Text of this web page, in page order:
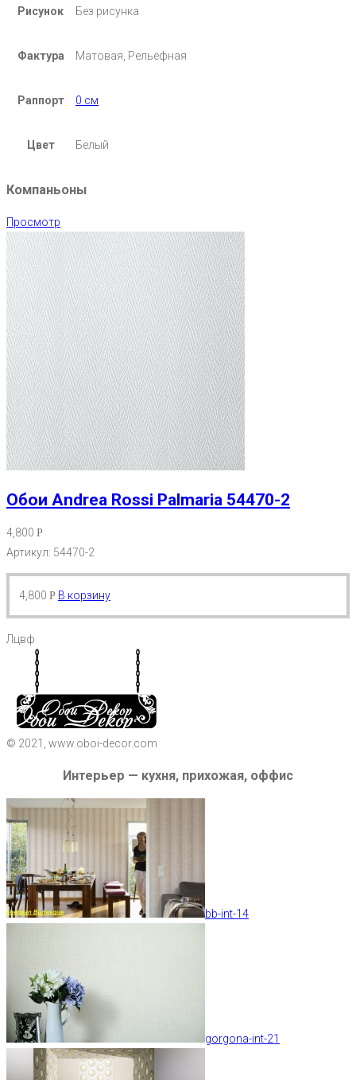
Рисунок Без рисунка
Фактура Матовая, Рельефная
Раппорт 0 см
Цвет Белый
Компаньоны
Просмотр
Обои Andrea Rossi Palmaria 54470-2
4,800 Р
Артикул: 54470-2
4,800 Р В корзину
Лцвф
© 2021, www.oboi-decor.com
Интерьер — кухня, прихожая, оффис
bb-int-14
gorgona-int-21